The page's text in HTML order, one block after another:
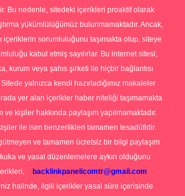
Bu nedenle, sitedeki içerikleri proaktif olarak
yükümlülüğümüz bulunmamaktadır. Ancak,
içeriklerin sorumluluğunu taşımakta olup, siteye
kabul etmiş sayılırlar. Bu internet sitesi,
kurum veya şahıs şirketi ile hiçbir bağlantısı
yalnızca kendi hazırladığımız makaleler
yer alan içerikler haber niteliği taşımamakta
kişiler hakkında paylaşım yapılmamaktadır.
ile isim benzerlikleri tamamen tesadüfidir.
ve tamamen ücretsiz bir bilgi paylaşım
ve yasal düzenlemelere aykırı olduğunu
backlinkpanelicomtr@gmail.com
halinde, ilgili içerikler yasal süre içerisinde